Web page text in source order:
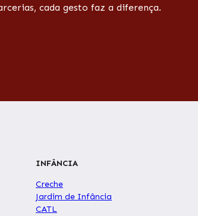
cada gesto faz a diferença.
INFÂNCIA
Creche
Jardim de Infância
CATL